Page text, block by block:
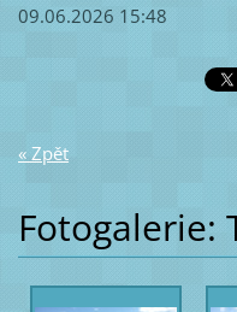
09.06.2026 15:48
« Zpět
Fotogalerie: